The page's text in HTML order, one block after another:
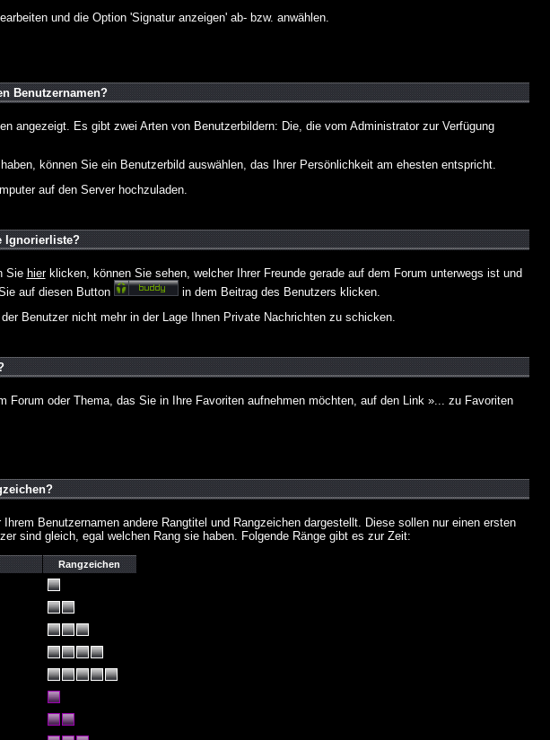
und die Option 'Signatur anzeigen' ab- bzw. anwählen.
Benutzernamen?
angezeigt. Es gibt zwei Arten von Benutzerbildern: Die, die vom Administrator zur Verfügung
können Sie ein Benutzerbild auswählen, das Ihrer Persönlichkeit am ehesten entspricht.
auf den Server hochzuladen.
Ignorierliste?
Sie hierklicken, können Sie sehen, welcher Ihrer Freunde gerade auf dem Forum unterwegs ist und
auf diesen Button
in dem Beitrag des Benutzers klicken.
Benutzer nicht mehr in der Lage Ihnen Private Nachrichten zu schicken.
oder Thema, das Sie in Ihre Favoriten aufnehmen möchten, auf den Link »... zu Favoriten
Benutzernamen andere Rangtitel und Rangzeichen dargestellt. Diese sollen nur einen ersten
sind gleich, egal welchen Rang sie haben. Folgende Ränge gibt es zur Zeit:
Rangzeichen